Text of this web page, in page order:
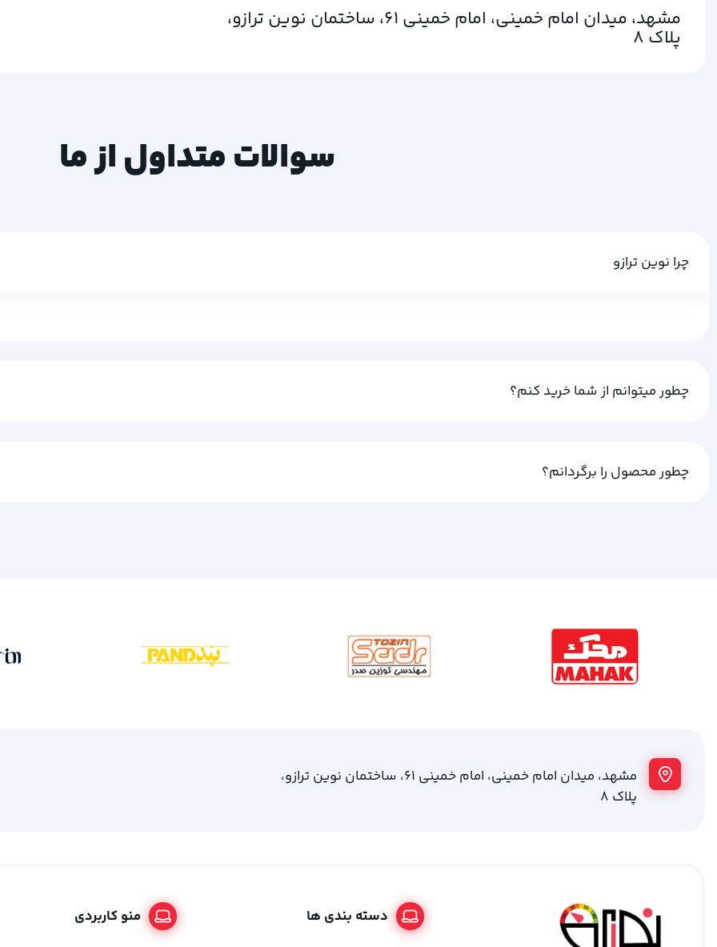
مشهد، میدان امام خمینی، امام خمینی 61، ساختمان نوین ترازو،
پلاک 8
سوالات متداول از ما
چرا نوین ترازو
چطور میتوانم از شما خرید کنم؟
چطور محصول را برگردانم؟
مشهد، میدان امام خمینی، امام خمینی 61، ساختمان نوین ترازو،
پلاک 8
دسته بندی ها منو کاربردی